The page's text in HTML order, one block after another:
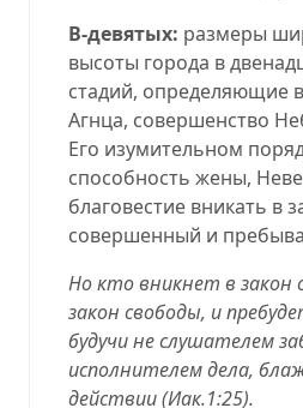
В-девятых: размеры
высоты города в
стадий, определяющие
Агнца, совершенство
Его изумительном
способность жены,
благовестие вникать в
совершенный и
Но кто вникнет в закон
закон свободы, и
будучи не слушателем
исполнителем дела,
действии (Иак.1:25).